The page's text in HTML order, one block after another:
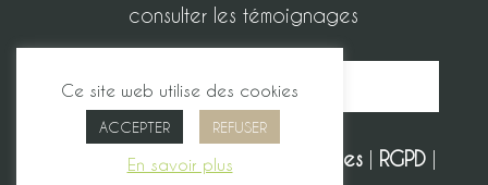
consulter les témoignages
Bages Immobilier |Mentions légales RGPD
Ce site web utilise des cookies
ACCEPTER REFUSER
En savoir plus